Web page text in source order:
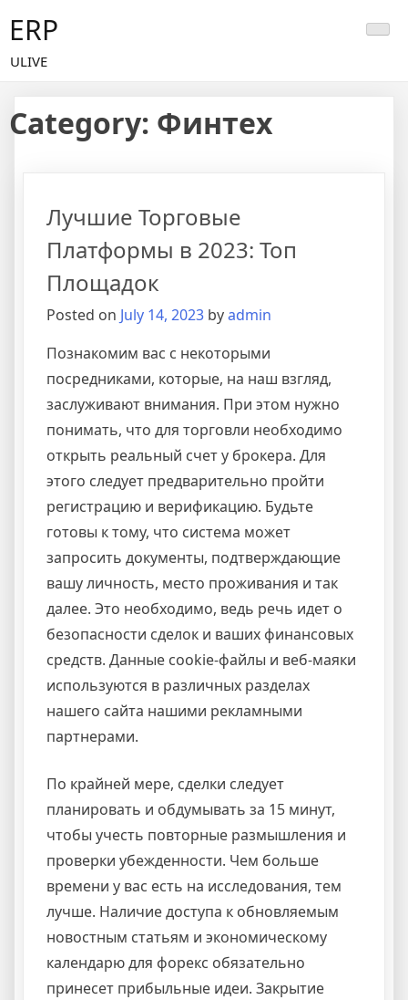
content
ERP
ULIVE
Category: Финтех
Лучшие Торговые
Платформы в 2023: Топ
Площадок
Posted on July 14, 2023 byadmin
Познакомим вас с некоторыми
посредниками, которые, на наш взгляд,
заслуживают внимания. При этом нужно
понимать, что для торговли необходимо
открыть реальный счет у брокера. Для
этого следует предварительно пройти
регистрацию и верификацию. Будьте
готовы к тому, что система может
запросить документы, подтверждающие
вашу личность, место проживания и так
далее. Это необходимо, ведь речь идет о
безопасности сделок и ваших финансовых
средств. Данные cookie-файлы и веб-маяки
используются в различных разделах
нашего сайта нашими рекламными
партнерами.
По крайней мере, сделки следует
планировать и обдумывать за 15 минут,
чтобы учесть повторные размышления и
проверки убежденности. Чем больше
времени у вас есть на исследования, тем
лучше. Наличие доступа к обновляемым
новостным статьям и экономическому
календарю для форекс обязательно
принесет прибыльные идеи. Закрытие